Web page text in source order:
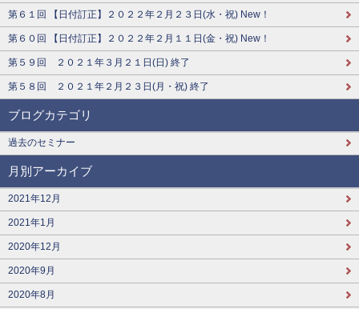
第６１回 【日付訂正】２０２２年２月２３日(水・祝) New！
第６０回 【日付訂正】２０２２年２月１１日(金・祝) New！
第５９回 ２０２１年３月２１日(日) 終了
第５８回 ２０２１年２月２３日(月・祝) 終了
ブログカテゴリ
過去のセミナー
月別アーカイブ
2021年12月
2021年1月
2020年12月
2020年9月
2020年8月